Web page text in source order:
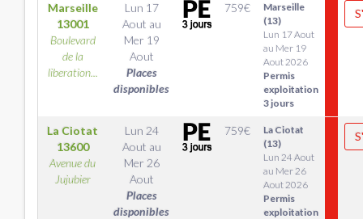
Marseille
13001
Boulevard
de la
liberation...
Lun 17
Aout au
Mer 19
Aout
Places
disponibles
759€
Marseille
(13)
Lun 17 Aout
au Mer 19
Aout 2026
Permis
exploitation
3 jours
La Ciotat
13600
Avenue du
Jujubier
Lun 24
Aout au
Mer 26
Aout
Places
disponibles
759€
La Ciotat
(13)
Lun 24 Aout
au Mer 26
Aout 2026
Permis
exploitation